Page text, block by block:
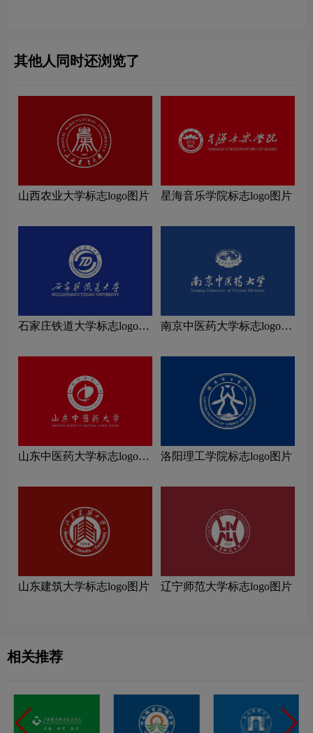
其他人同时还浏览了
山西农业大学标志logo图片 星海音乐学院标志logo图片
石家庄铁道大学标志logo图
南京中医药大学标志logo图
山东中医药大学标志logo图
洛阳理工学院标志logo图片
山东建筑大学标志logo图片 辽宁师范大学标志logo图片
相关推荐